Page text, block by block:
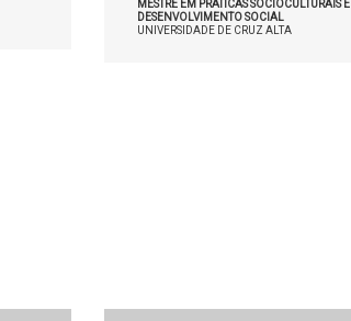
MESTRE EM PRÁTICAS SOCIOCULTURAIS E
DESENVOLVIMENTO SOCIAL
UNIVERSIDADE DE CRUZ ALTA